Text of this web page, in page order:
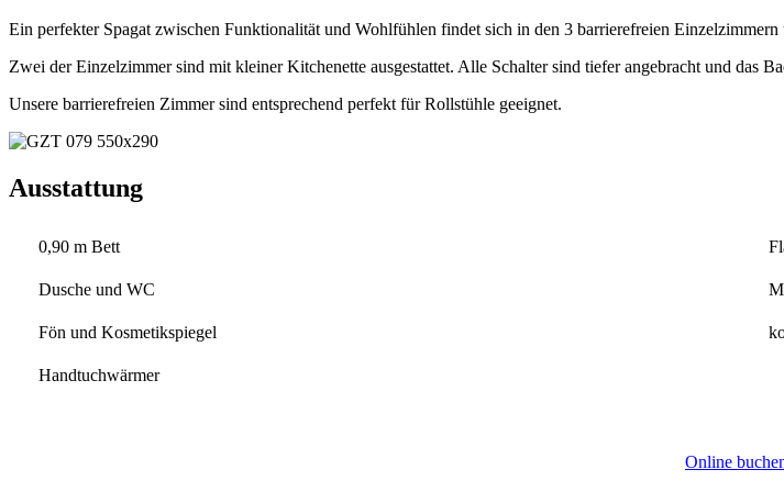
Ein perfekter Spagat zwischen Funktionalität und Wohlfühlen findet sich in den 3 barrierefreien
Zwei der Einzelzimmer sind mit kleiner Kitchenette ausgestattet. Alle Schalter sind tiefer angebracht und das
Unsere barrierefreien Zimmer sind entsprechend perfekt für Rollstühle geeignet.
Ausstattung
0,90 m Bett
Dusche und WC
Fön und Kosmetikspiegel
Handtuchwärmer
Online